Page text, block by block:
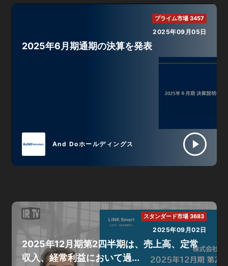
プライム市場 3457
2025年09月05日
And Doホールディングス
2025年6月期通期の決算を発表
スタンダード市場 3683
2025年09月02日
2025年12月期第2四半期は、売上高、定常
収入、経常利益において過...